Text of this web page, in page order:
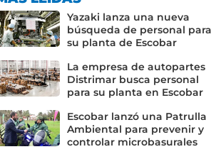
Yazaki lanza una nueva
búsqueda de personal para
su planta de Escobar
La empresa de autopartes
Distrimar busca personal
para su planta en Escobar
Escobar lanzó una Patrulla
Ambiental para prevenir y
controlar microbasurales